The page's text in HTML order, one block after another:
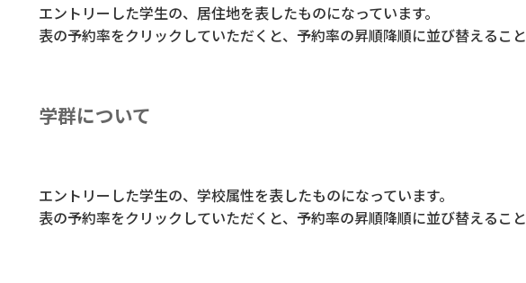
エントリーした学生の、居住地を表したものになっています。
表の予約率をクリックしていただくと、予約率の昇順降順に並び替えること
学群について
エントリーした学生の、学校属性を表したものになっています。
表の予約率をクリックしていただくと、予約率の昇順降順に並び替えること